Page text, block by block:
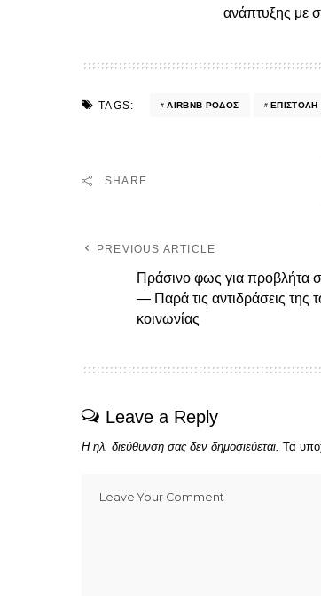
ανάπτυξης με
TAGS: AIRBNB ΡΟΔΟΣ
SHARE
PREVIOUS ARTICLE
Πράσινο φως για προβλήτα
— Παρά τις αντιδράσεις της
κοινωνίας
Leave a Reply
Η ηλ. διεύθυνση σας δεν δημοσιεύεται. Τα